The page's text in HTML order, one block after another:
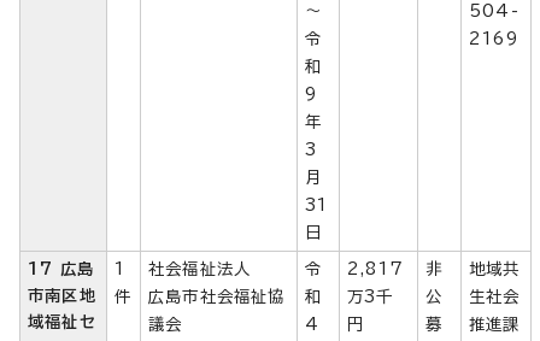
～
令
和
9
年
3
月
31
日
504-
2169
17 広島
市南区地
域福祉セ
1
件
社会福祉法人
広島市社会福祉協
議会
令
和
4
2,817
万3千
円
非
公
募
地域共
生社会
推進課